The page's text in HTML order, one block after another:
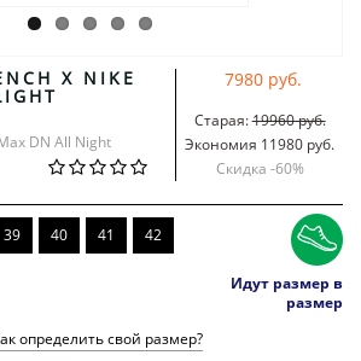
X NIKE
DN All Night
7980 руб.
Старая:19960 руб.
Экономия 11980 руб.
Скидка -60%
39 40 41 42
Идут размер в
размер
определить свой размер?